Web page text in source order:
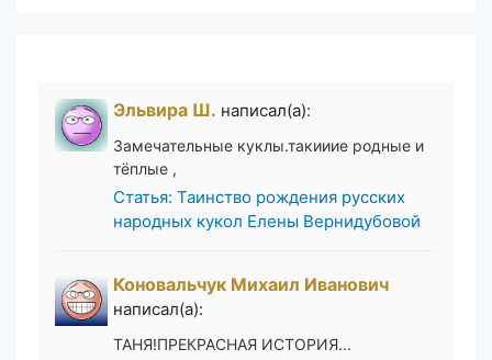
Эльвира Ш. написал(а):
Замечательные куклы.такииие родные и
тёплые ,
Статья: Таинство рождения русских
народных кукол Елены Вернидубовой
Коновальчук Михаил Иванович
написал(а):
ТАНЯ!ПРЕКРАСНАЯ ИСТОРИЯ...